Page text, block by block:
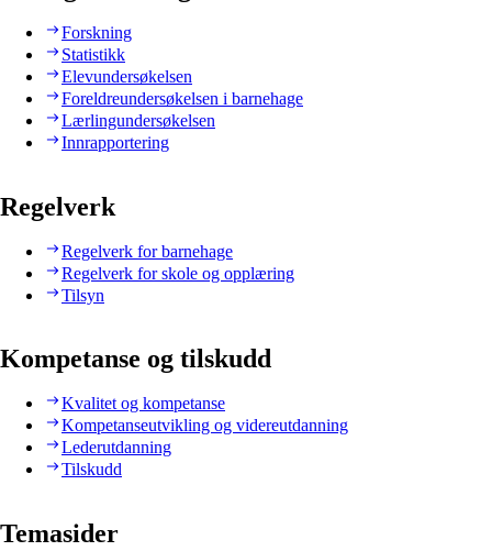
Forskning
Statistikk
Elevundersøkelsen
Foreldreundersøkelsen i barnehage
Lærlingundersøkelsen
Innrapportering
Regelverk
Regelverk for barnehage
Regelverk for skole og opplæring
Tilsyn
Kompetanse og tilskudd
Kvalitet og kompetanse
Kompetanseutvikling og videreutdanning
Lederutdanning
Tilskudd
Temasider